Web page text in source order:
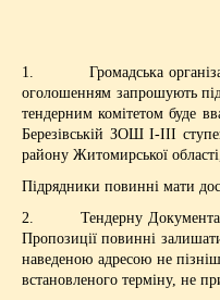
1. Громадська
оголошенням запрошують
тендерним комітетом буде
Березівській ЗОШ І-ІІІ
району Житомирської
Підрядники повинні мати
2. Тендерну Документацію
Пропозиції повинні
наведеною адресою не
встановленого терміну, не